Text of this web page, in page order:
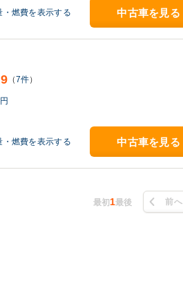
燃費を表示する 中古車を見る
（7件）
燃費を表示する 中古車を見る
最初 1最後 前へ